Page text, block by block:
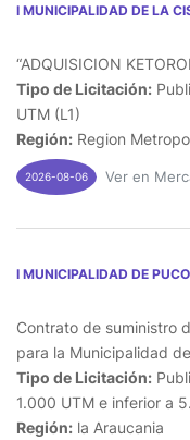
I MUNICIPALIDAD DE LA
“ADQUISICION
Tipo de Licitación:
UTM (L1)
Región: Region
2026-08-06 Ver en
I MUNICIPALIDAD DE
Contrato de suministro
para la Municipalidad
Tipo de Licitación:
1.000 UTM e inferior a
Región: la Araucania